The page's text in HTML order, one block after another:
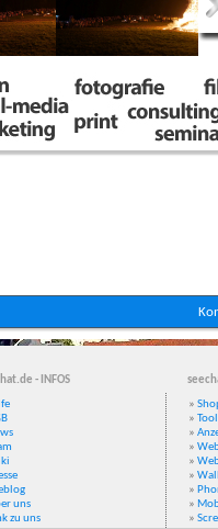
- INFOS
uns
zu uns
»
»
»
»
»
»
»
»
»